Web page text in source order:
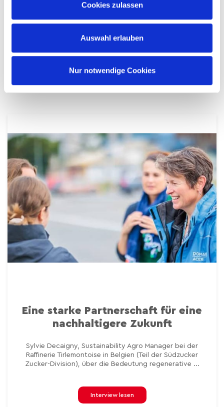
Cookies zulassen
Auswahl erlauben
Nur notwendige Cookies
1 2 3
EXPERTENINTERVIEWS
Eine starke Partnerschaft für eine
nachhaltigere Zukunft
Sylvie Decaigny, Sustainability Agro Manager bei der
Raffinerie Tirlemontoise in Belgien (Teil der Südzucker
Zucker-Division), über die Bedeutung regenerative ...
Interview lesen